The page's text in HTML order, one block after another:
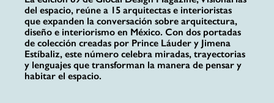
del espacio, reúne a 15 arquitectas e interioristas
que expanden la conversación sobre arquitectura,
diseño e interiorismo en México. Con dos portadas
de colección creadas por Prince Láuder y Jimena
Estíbaliz, este número celebra miradas, trayectorias
y lenguajes que transforman la manera de pensar y
habitar el espacio.